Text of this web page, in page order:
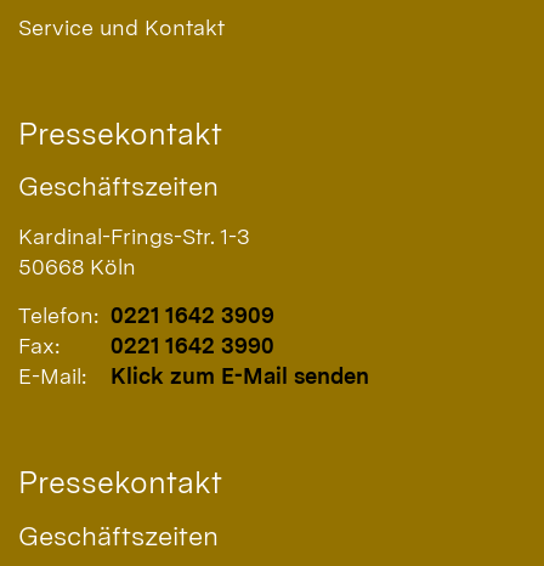
Service und Kontakt
Pressekontakt
Geschäftszeiten
Kardinal-Frings-Str. 1-3
50668 Köln
Telefon: 0221 1642 3909
Fax:
0221 1642 3990
E-Mail:
Klick zum E-Mail senden
Pressekontakt
Geschäftszeiten